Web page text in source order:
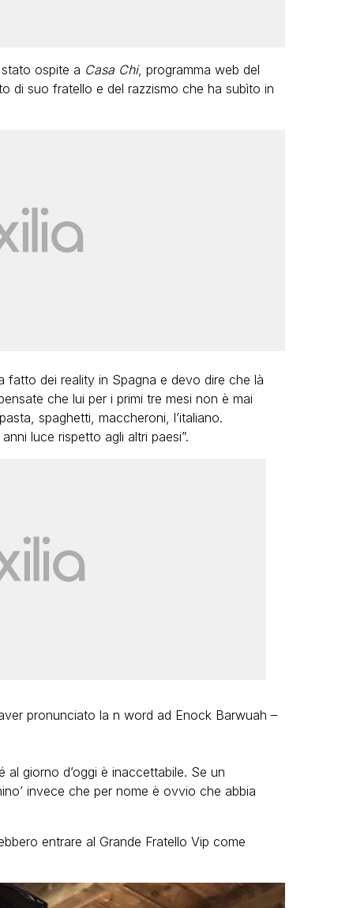
ospite a Casa Chi, programma web del
di suo fratello e del razzismo che ha subìto in
fatto dei reality in Spagna e devo dire che là
che lui per i primi tre mesi non è mai
spaghetti, maccheroni, l’italiano.
luce rispetto agli altri paesi”.
pronunciato la n word ad Enock Barwuah –
al giorno d’oggi è inaccettabile. Se un
invece che per nome è ovvio che abbia
entrare al Grande Fratello Vip come